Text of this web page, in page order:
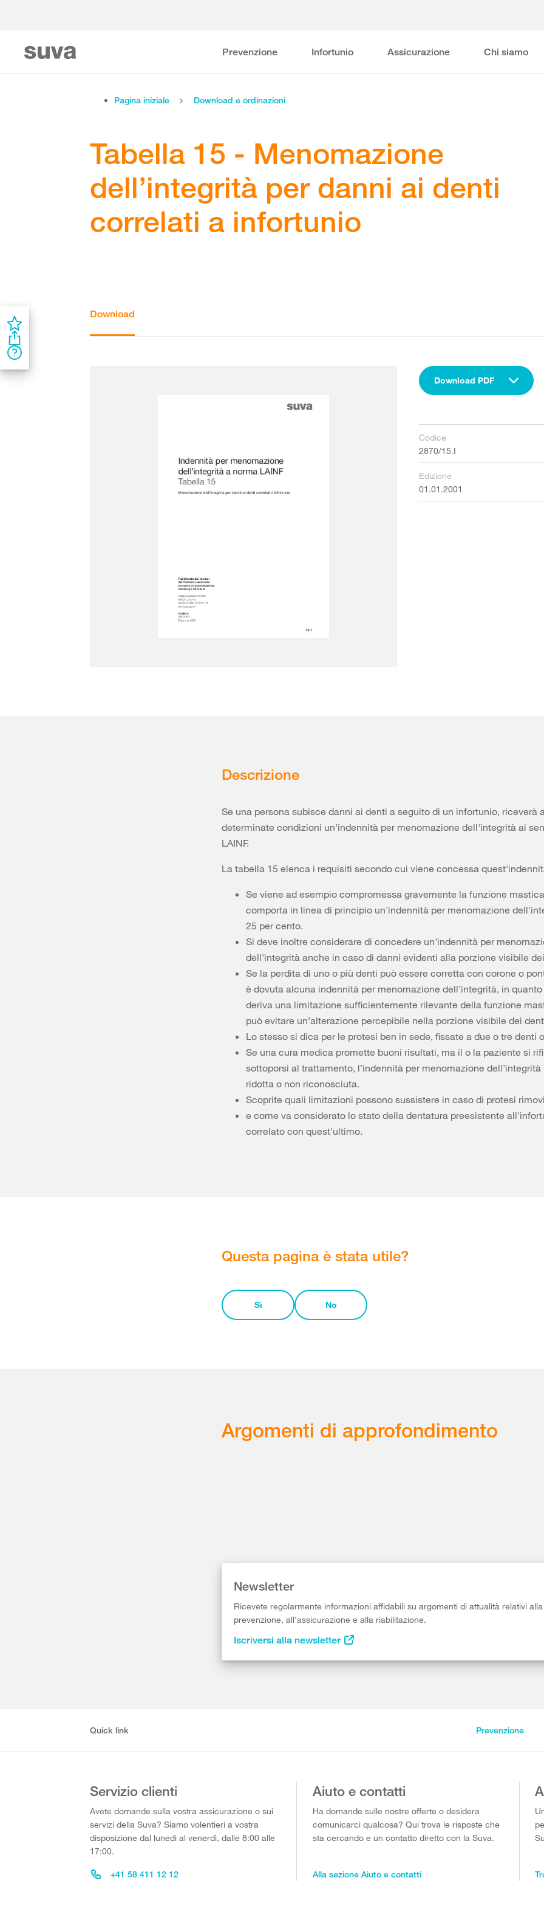
Prevenzione Infortunio Assicurazione Chi siamo
Pagina iniziale Download e ordinazioni
Tabella 15 - Menomazione
dell’integrità per danni ai denti
correlati a infortunio
Download
Download PDF
Codice
2870/15.I
Edizione
01.01.2001
Descrizione
Se una persona subisce danni ai denti a seguito di un infortunio, riceverà
determinate condizioni un'indennità per menomazione dell'integrità ai
LAINF.
La tabella 15 elenca i requisiti secondo cui viene concessa
Se viene ad esempio compromessa gravemente la funzione
comporta in linea di principio un'indennità per menomazione
25 per cento.
Si deve inoltre considerare di concedere un'indennità per
dell'integrità anche in caso di danni evidenti alla porzione visibile
Se la perdita di uno o più denti può essere corretta con corone o
è dovuta alcuna indennità per menomazione dell’integrità, in
deriva una limitazione sufficientemente rilevante della funzione
può evitare un’alterazione percepibile nella porzione visibile dei
Lo stesso si dica per le protesi ben in sede, fissate a due o tre denti
Se una cura medica promette buoni risultati, ma il o la paziente si
sottoporsi al trattamento, l’indennità per menomazione dell’integrità
ridotta o non riconosciuta.
Scoprite quali limitazioni possono sussistere in caso di protesi
e come va considerato lo stato della dentatura preesistente
correlato con quest'ultimo.
Questa pagina è stata utile?
Sì No
Argomenti di approfondimento
Newsletter
Ricevete regolarmente informazioni affidabili su argomenti di attualità relativi alla
prevenzione, all’assicurazione e alla riabilitazione.
Iscriversi alla newsletter
Quick link Prevenzione
Servizio clienti
Avete domande sulla vostra assicurazione o sui
servizi della Suva? Siamo volentieri a vostra
disposizione dal lunedì al venerdì, dalle 8:00 alle
17:00.
+41 58 411 12 12
Aiuto e contatti
Ha domande sulle nostre offerte o desidera
comunicarci qualcosa? Qui trova le risposte che
sta cercando e un contatto diretto con la Suva.
Alla sezione Aiuto e contatti